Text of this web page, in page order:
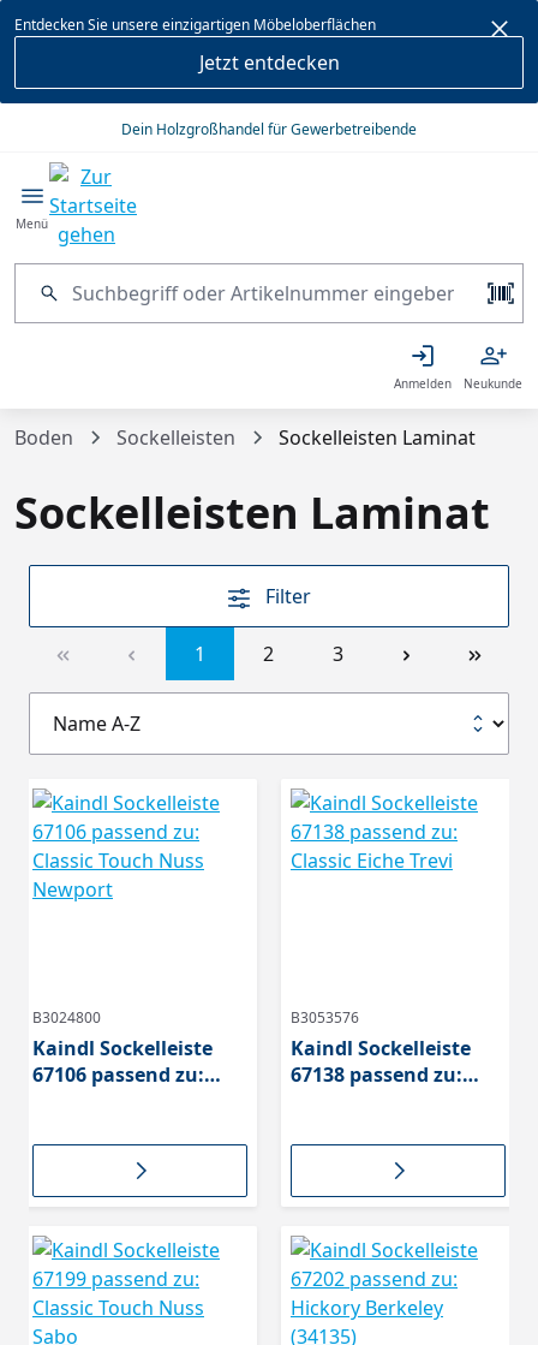
springen
Entdecken Sie unsere einzigartigen Möbeloberflächen
Jetzt entdecken
Dein Holzgroßhandel für Gewerbetreibende
Menü
Anmelden Neukunde
Boden Sockelleisten Sockelleisten Laminat
Sockelleisten Laminat
Filter
1 2 3
B3024800
Kaindl Sockelleiste
67106 passend zu:
B3053576
Kaindl Sockelleiste
67138 passend zu: